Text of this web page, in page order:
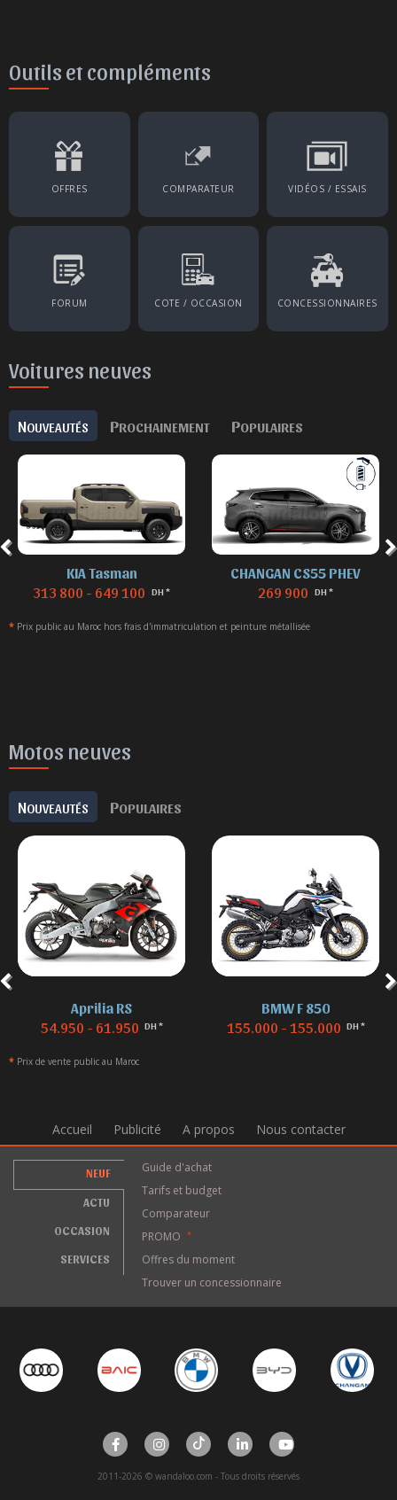
Outils et compléments
OFFRES COMPARATEUR VIDÉOS / ESSAIS
FORUM COTE / OCCASION CONCESSIONNAIRES
Voitures neuves
NOUVEAUTÉS PROCHAINEMENT POPULAIRES
KIA Tasman
313 800 - 649 100 DH *
CHANGAN CS55 PHEV
269 900 DH *
* Prix public au Maroc hors frais d'immatriculation et peinture métallisée
Motos neuves
NOUVEAUTÉS POPULAIRES
Aprilia RS
54.950 - 61.950 DH *
BMW F 850
155.000 - 155.000 DH *
* Prix de vente public au Maroc
Accueil Publicité A propos Nous contacter
NEUF
ACTU
OCCASION
SERVICES
Guide d'achat
Tarifs et budget
Comparateur
PROMO
*
Offres du moment
Trouver un concessionnaire
2011-2026 © wandaloo.com - Tous droits réservés